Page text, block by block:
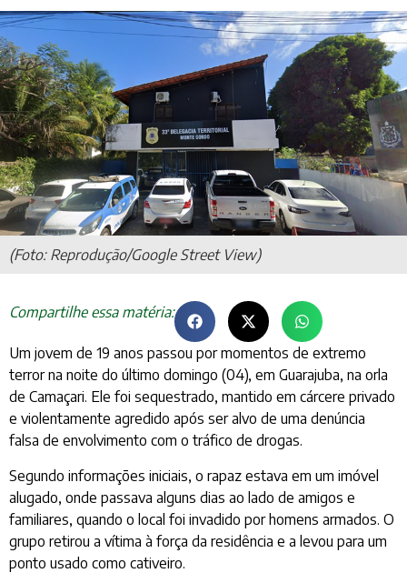
(Foto: Reprodução/Google Street View)
Compartilhe essa matéria:
Um jovem de 19 anos passou por momentos de extremo
terror na noite do último domingo (04), em Guarajuba, na orla
de Camaçari. Ele foi sequestrado, mantido em cárcere privado
e violentamente agredido após ser alvo de uma denúncia
falsa de envolvimento com o tráfico de drogas.
Segundo informações iniciais, o rapaz estava em um imóvel
alugado, onde passava alguns dias ao lado de amigos e
familiares, quando o local foi invadido por homens armados. O
grupo retirou a vítima à força da residência e a levou para um
ponto usado como cativeiro.